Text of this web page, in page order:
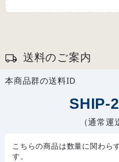
送料のご案内
本商品群の送料ID
SHIP-
（通常運
こちらの商品は数量に関わら
す。